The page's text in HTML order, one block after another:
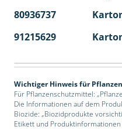
80936737
91215629
Wichtiger Hinweis für
Für Pflanzenschutzmittel:
Die Informationen auf dem
Biozide: „Biozidprodukte
Etikett und Produktinformationen